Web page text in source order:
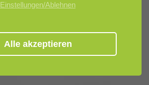
Einstellungen/Ablehnen